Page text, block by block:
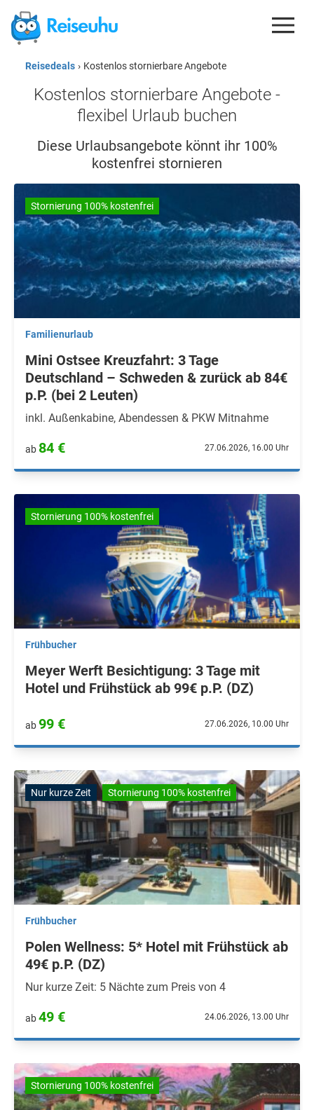
REISEDEALS
GUTSCHEINE
ESIM
REISEBLOG
Reisedeals › Kostenlos stornierbare Angebote
Kostenlos stornierbare Angebote -
flexibel Urlaub buchen
Diese Urlaubsangebote könnt ihr 100%
kostenfrei stornieren
Stornierung 100% kostenfrei
Familienurlaub
Mini Ostsee Kreuzfahrt: 3 Tage
Deutschland – Schweden & zurück ab 84€
p.P. (bei 2 Leuten)
inkl. Außenkabine, Abendessen & PKW Mitnahme
ab 84 € 27.06.2026, 16.00 Uhr
Stornierung 100% kostenfrei
Frühbucher
Meyer Werft Besichtigung: 3 Tage mit
Hotel und Frühstück ab 99€ p.P. (DZ)
ab99 € 27.06.2026, 10.00 Uhr
Nur kurze Zeit Stornierung 100% kostenfrei
Frühbucher
Polen Wellness: 5* Hotel mit Frühstück ab
49€ p.P. (DZ)
Nur kurze Zeit: 5 Nächte zum Preis von 4
ab49 € 24.06.2026, 13.00 Uhr
Stornierung 100% kostenfrei